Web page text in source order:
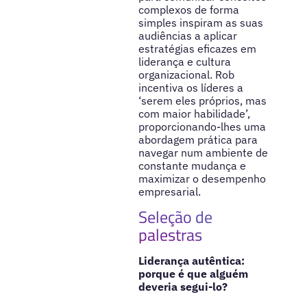
complexos de forma
simples inspiram as suas
audiências a aplicar
estratégias eficazes em
liderança e cultura
organizacional. Rob
incentiva os líderes a
‘serem eles próprios, mas
com maior habilidade’,
proporcionando-lhes uma
abordagem prática para
navegar num ambiente de
constante mudança e
maximizar o desempenho
empresarial.
Seleção de
palestras
Liderança autêntica:
porque é que alguém
deveria segui-lo?